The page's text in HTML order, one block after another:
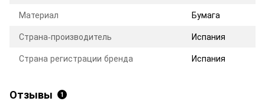
Материал
Бумага
Страна-производитель
Испания
Страна регистрации бренда
Испания
Отзывы 1